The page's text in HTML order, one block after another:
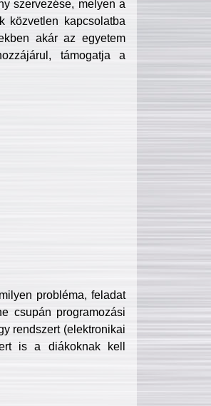
szervezése, melyen a
közvetlen kapcsolatba
akár az egyetem
támogatja a
probléma, feladat
csupán programozási
rendszert (elektronikai
is a diákoknak kell